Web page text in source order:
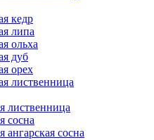
кедр
липа
ольха
дуб
орех
лиственница
лиственница
сосна
ангарская сосна